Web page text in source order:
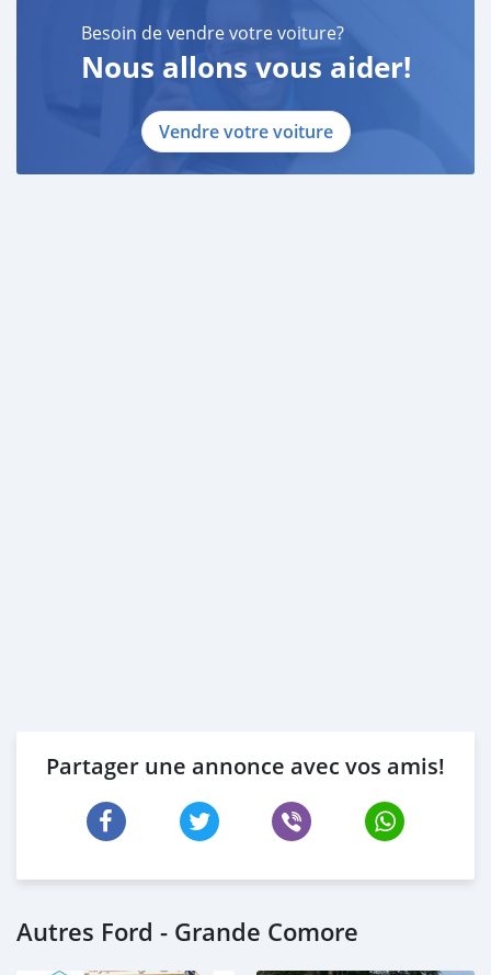
Besoin de vendre votre voiture?
Nous allons vous aider!
Vendre votre voiture
Partager une annonce avec vos amis!
Autres Ford - Grande Comore